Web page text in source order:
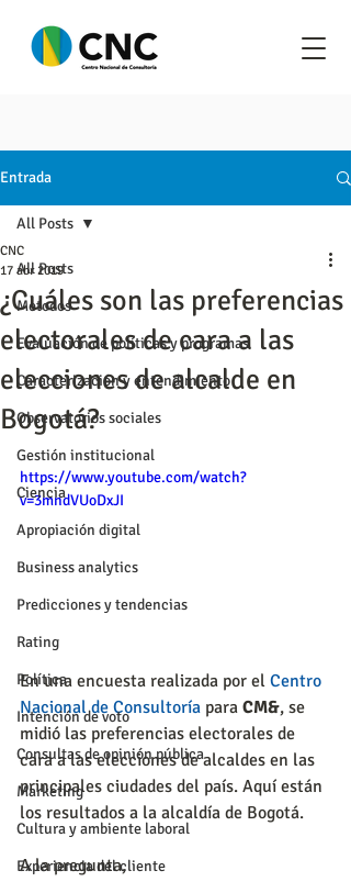
Entrada
All Posts
Metodos
Evaluación de políticas y programas
Caracterización y entendimiento
Observatorios sociales
Gestión institucional
Ciencia
Apropiación digital
Business analytics
Predicciones y tendencias
Rating
Política
Intención de voto
Consultas de opinión pública
Marketing
Cultura y ambiente laboral
Experiencia del cliente
All Posts
¿Cuáles son las preferencias
electorales de cara a las
elecciones de alcalde en
Bogotá?
CNC
17 abr 2019
https://www.youtube.com/watch?
v=3mndVUoDxJI
En una encuesta realizada por el Centro
Nacional de Consultoría para CM&, se
midió las preferencias electorales de
cara a las elecciones de alcaldes en las
principales ciudades del país. Aquí están
los resultados a la alcaldía de Bogotá.
A la pregunta,